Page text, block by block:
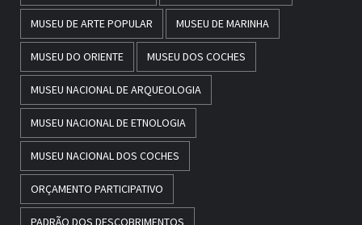
MUSEU DE ARTE POPULAR MUSEU DE MARINHA
MUSEU DO ORIENTE MUSEU DOS COCHES
MUSEU NACIONAL DE ARQUEOLOGIA
MUSEU NACIONAL DE ETNOLOGIA
MUSEU NACIONAL DOS COCHES
ORÇAMENTO PARTICIPATIVO
PADRÃO DOS DESCOBRIMENTOS